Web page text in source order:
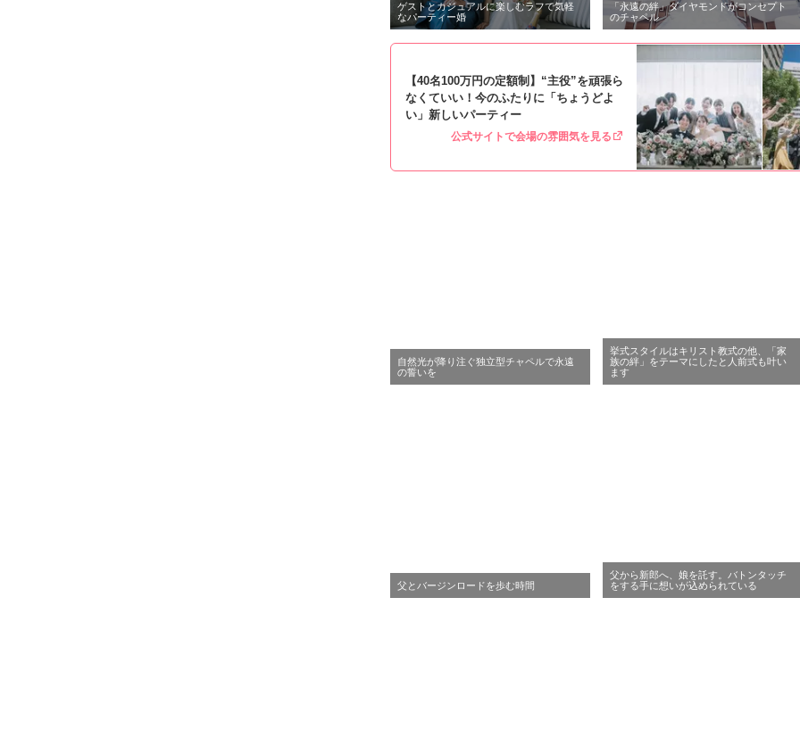
ゲストとカジュアルに楽しむラフで気軽
なパーティー婚
「永遠の絆」ダイヤモンドがコンセプト
のチャペル
【40名100万円の定額制】“主役”を頑張ら
なくていい！今のふたりに「ちょうどよ
い」新しいパーティー
公式サイトで会場の雰囲気を見る
自然光が降り注ぐ独立型チャペルで永遠
の誓いを
挙式スタイルはキリスト教式の他、「家
族の絆」をテーマにしたと人前式も叶い
ます
父とバージンロードを歩む時間
父から新郎へ、娘を託す。バトンタッチ
をする手に想いが込められている